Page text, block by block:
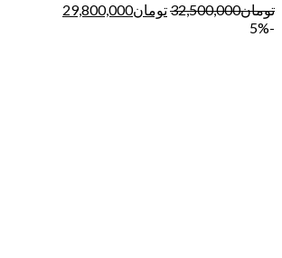
تومان32,500,000تومان29,800,000
-5%